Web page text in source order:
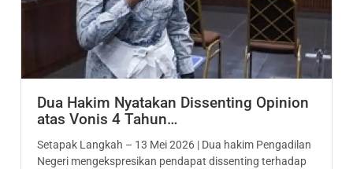
Dua Hakim Nyatakan Dissenting Opinion
atas Vonis 4 Tahun…
Setapak Langkah – 13 Mei 2026 | Dua hakim Pengadilan
Negeri mengekspresikan pendapat dissenting terhadap